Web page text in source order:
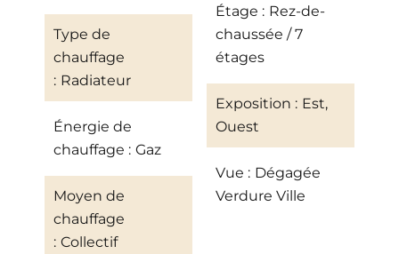
Type de
chauffage
Radiateur
Énergie de
chauffage
Gaz
Moyen de
chauffage
Collectif
Étage
Rez-de-
chaussée / 7
étages
Exposition
Est,
Ouest
Vue
Dégagée
Verdure Ville